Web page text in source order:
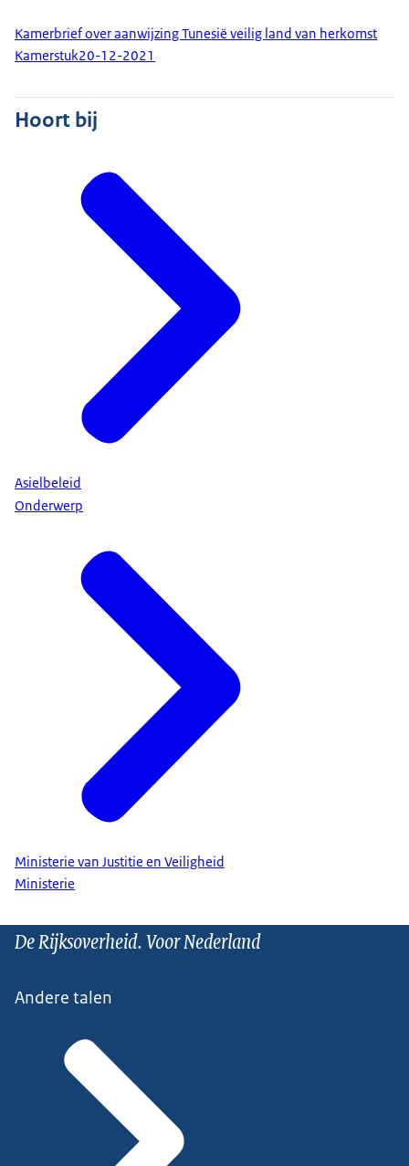
Kamerbrief over aanwijzing Tunesië veilig land van herkomst
Kamerstuk20-12-2021
Hoort bij
Asielbeleid
Onderwerp
Ministerie van Justitie en Veiligheid
Ministerie
De Rijksoverheid. Voor Nederland
Andere talen